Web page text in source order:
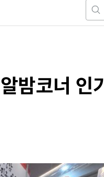
밤코너 인기